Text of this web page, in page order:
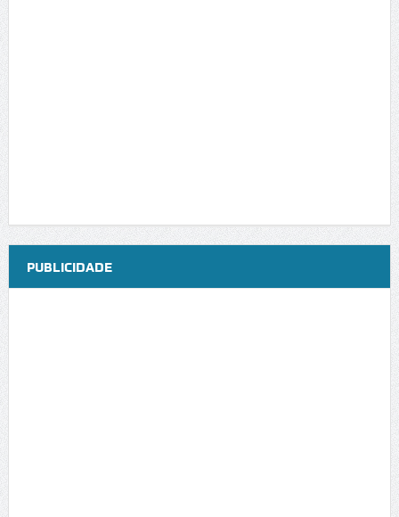
PUBLICIDADE